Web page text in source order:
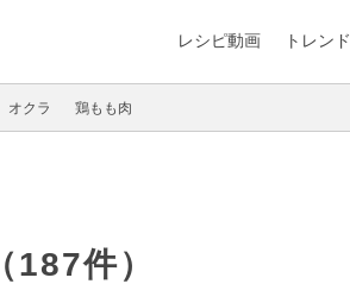
レシピ動画 トレンド
オクラ 鶏もも肉
（187件）